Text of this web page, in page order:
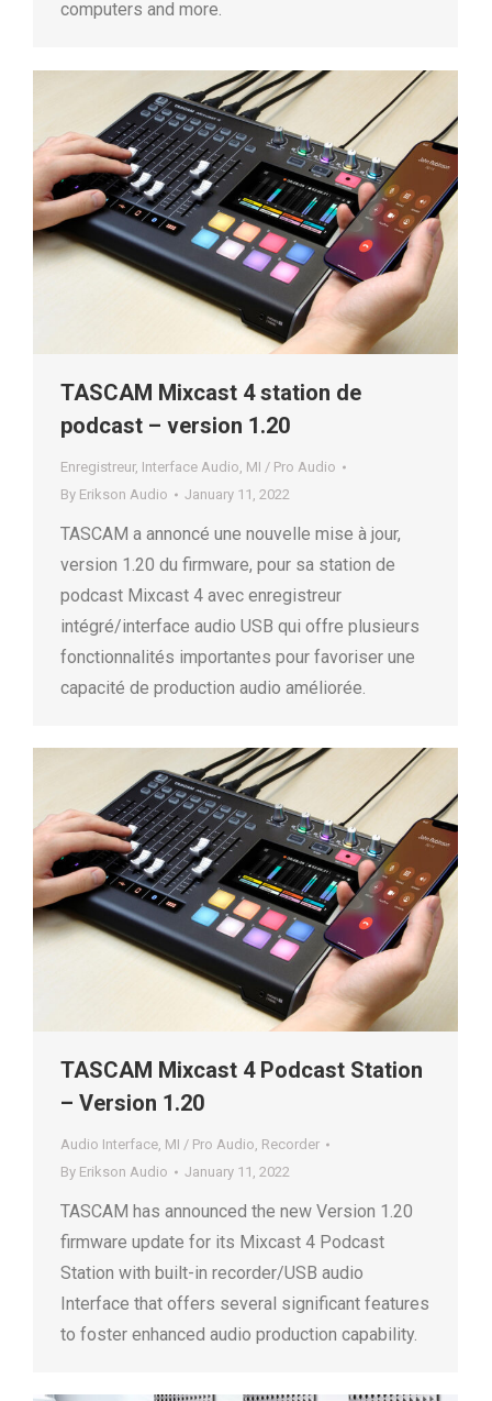
computers and more.
TASCAM Mixcast 4 station de
podcast – version 1.20
Enregistreur, Interface Audio, MI / Pro Audio
By Erikson Audio January 11, 2022
TASCAM a annoncé une nouvelle mise à jour,
version 1.20 du firmware, pour sa station de
podcast Mixcast 4 avec enregistreur
intégré/interface audio USB qui offre plusieurs
fonctionnalités importantes pour favoriser une
capacité de production audio améliorée.
TASCAM Mixcast 4 Podcast Station
– Version 1.20
Audio Interface, MI / Pro Audio, Recorder
By Erikson Audio January 11, 2022
TASCAM has announced the new Version 1.20
firmware update for its Mixcast 4 Podcast
Station with built-in recorder/USB audio
Interface that offers several significant features
to foster enhanced audio production capability.